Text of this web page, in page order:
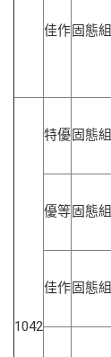
佳作 固態組
1042
特優 固態組
優等 固態組
佳作 固態組